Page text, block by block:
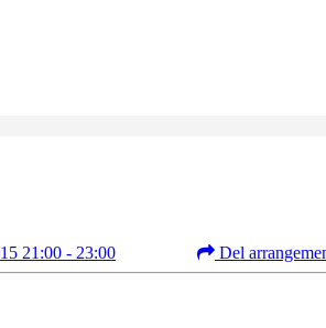
21:00 - 23:00 Del